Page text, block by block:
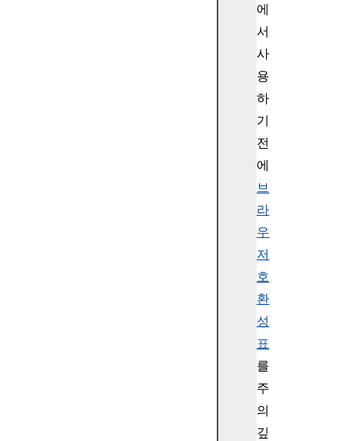
에
서
사
용
하
기
전
에
브
라
우
저
호
환
성
표
를
주
의
깊